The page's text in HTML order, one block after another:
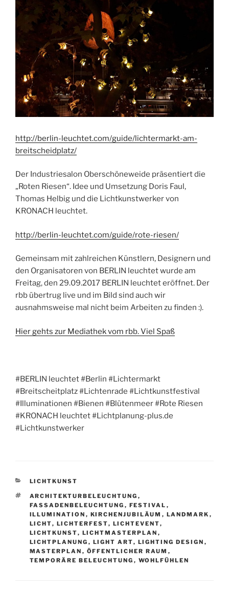
http://berlin-leuchtet.com/guide/lichtermarkt-am-
breitscheidplatz/
Der Industriesalon Oberschöneweide präsentiert die
„Roten Riesen“. Idee und Umsetzung Doris Faul,
Thomas Helbig und die Lichtkunstwerker von
KRONACH leuchtet.
http://berlin-leuchtet.com/guide/rote-riesen/
Gemeinsam mit zahlreichen Künstlern, Designern und
den Organisatoren von BERLIN leuchtet wurde am
Freitag, den 29.09.2017 BERLIN leuchtet eröffnet. Der
rbb übertrug live und im Bild sind auch wir
ausnahmsweise mal nicht beim Arbeiten zu finden :).
Hier gehts zur Mediathek vom rbb. Viel Spaß
#BERLIN leuchtet #Berlin #Lichtermarkt
#Breitscheitplatz #Lichtenrade #Lichtkunstfestival
#Illuminationen #Bienen #Blütenmeer #Rote Riesen
#KRONACH leuchtet #Lichtplanung-plus.de
#Lichtkunstwerker
KATEGORIEN
LICHTKUNST
SCHLAGWÖRTER
ARCHITEKTURBELEUCHTUNG ,
FASSADENBELEUCHTUNG , FESTIVAL ,
ILLUMINATION , KIRCHENJUBILÄUM , LANDMARK ,
LICHT, LICHTERFEST, LICHTEVENT,
LICHTKUNST, LICHTMASTERPLAN ,
LICHTPLANUNG , LIGHT ART, LIGHTING DESIGN ,
MASTERPLAN , ÖFFENTLICHER RAUM ,
TEMPORÄRE BELEUCHTUNG , WOHLFÜHLEN